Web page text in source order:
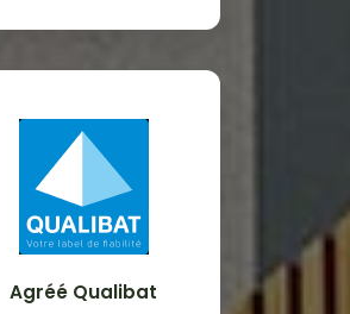
Agréé Qualibat